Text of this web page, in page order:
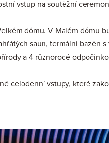
vstup na soutěžní
dómu. V Malém dómu
saun, termální bazén
a 4 různorodé
celodenní vstupy, které